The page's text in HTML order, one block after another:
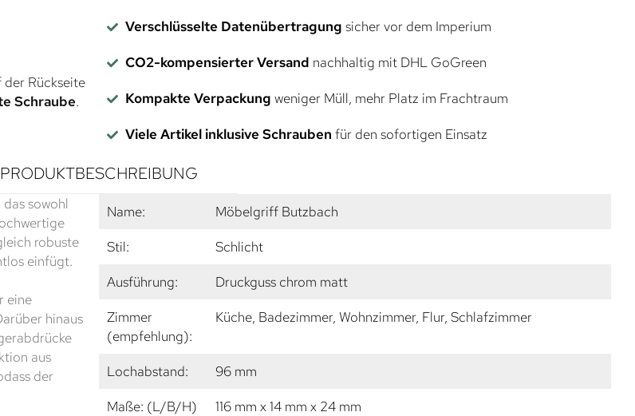
der Rückseite
Schraube.
Verschlüsselte Datenübertragung sicher vor dem Imperium
CO2-kompensierter Versand nachhaltig mit DHL GoGreen
Kompakte Verpackung weniger Müll, mehr Platz im Frachtraum
Viele Artikel inklusive Schrauben für den sofortigen Einsatz
PRODUKTBESCHREIBUNG
sowohl
robuste
einfügt.
eine
hinaus
aus
der
Name:
Möbelgriff Butzbach
Stil:
Schlicht
Ausführung:
Druckguss chrom matt
Zimmer
(empfehlung):
Küche, Badezimmer, Wohnzimmer, Flur, Schlafzimmer
Lochabstand:
96 mm
Maße: (L/B/H)
116 mm x 14 mm x 24 mm